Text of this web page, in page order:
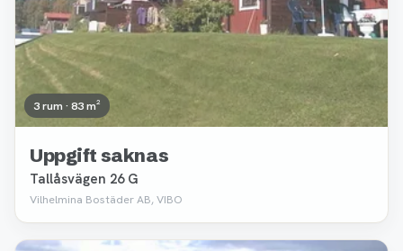
3 rum · 83 m²
Uppgift saknas
Tallåsvägen 26 G
Vilhelmina Bostäder AB, VIBO